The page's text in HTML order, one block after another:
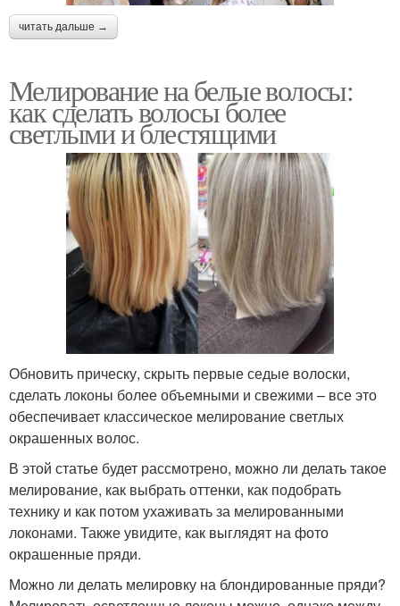
читать дальше →
Мелирование на белые волосы:
как сделать волосы более
светлыми и блестящими
Обновить прическу, скрыть первые седые волоски,
сделать локоны более объемными и свежими – все это
обеспечивает классическое мелирование светлых
окрашенных волос.
В этой статье будет рассмотрено, можно ли делать такое
мелирование, как выбрать оттенки, как подобрать
технику и как потом ухаживать за мелированными
локонами. Также увидите, как выглядят на фото
окрашенные пряди.
Можно ли делать мелировку на блондированные пряди?